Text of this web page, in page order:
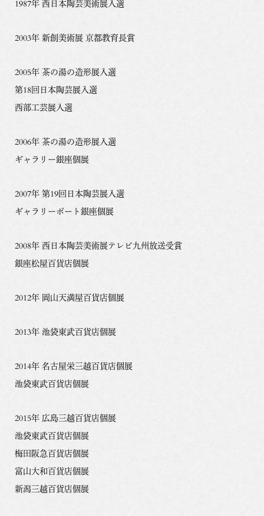
1987年 西日本陶芸美術展入選
2003年 新創美術展 京都教育長賞
2005年 茶の湯の造形展入選
第18回日本陶芸展入選
西部工芸展入選
2006年 茶の湯の造形展入選
ギャラリー銀座個展
2007年 第19回日本陶芸展入選
ギャラリーボート銀座個展
2008年 西日本陶芸美術展テレビ九州放送受賞
銀座松屋百貨店個展
2012年 岡山天満屋百貨店個展
2013年 池袋東武百貨店個展
2014年 名古屋栄三越百貨店個展
池袋東武百貨店個展
2015年 広島三越百貨店個展
池袋東武百貨店個展
梅田阪急百貨店個展
富山大和百貨店個展
新潟三越百貨店個展